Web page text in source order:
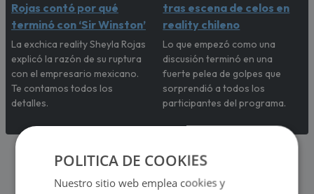
Rojas contó por qué
terminó con ‘Sir Winston’
La exchica reality Sheyla Rojas
explicó la razón de su ruptura
con el empresario mexicano.
Te contamos todos los
detalles.
tras escena de celos en
reality chileno
Lo que empezó como una
discusión terminó en una
fuerte pelea de golpes que
sorprendió a todos los
participantes del programa.
POLITICA DE COOKIES
Nuestro sitio web emplea cookies y